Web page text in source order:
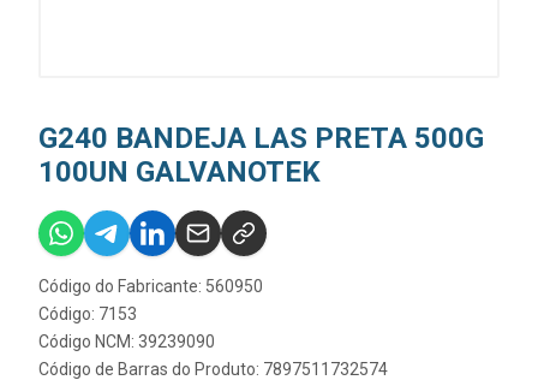
G240 BANDEJA LAS PRETA 500G
100UN GALVANOTEK
Código do Fabricante: 560950
Código: 7153
Código NCM: 39239090
Código de Barras do Produto: 7897511732574